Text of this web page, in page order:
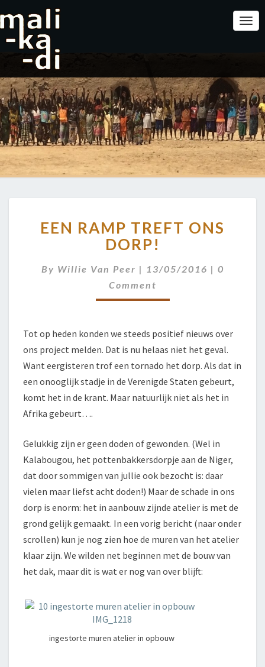
RAMP
TREFT
ONS
DORP!
EEN RAMP TREFT ONS
DORP!
By Willie Van Peer | 13/05/2016 | 0
Comment
Tot op heden konden we steeds positief nieuws over
ons project melden. Dat is nu helaas niet het geval.
Want eergisteren trof een tornado het dorp. Als dat in
een onooglijk stadje in de Verenigde Staten gebeurt,
komt het in de krant. Maar natuurlijk niet als het in
Afrika gebeurt….
Gelukkig zijn er geen doden of gewonden. (Wel in
Kalabougou, het pottenbakkersdorpje aan de Niger,
dat door sommigen van jullie ook bezocht is: daar
vielen maar liefst acht doden!) Maar de schade in ons
dorp is enorm: het in aanbouw zijnde atelier is met de
grond gelijk gemaakt. In een vorig bericht (naar onder
scrollen) kun je nog zien hoe de muren van het atelier
klaar zijn. We wilden net beginnen met de bouw van
het dak, maar dit is wat er nog van over blijft:
ingestorte muren atelier in opbouw